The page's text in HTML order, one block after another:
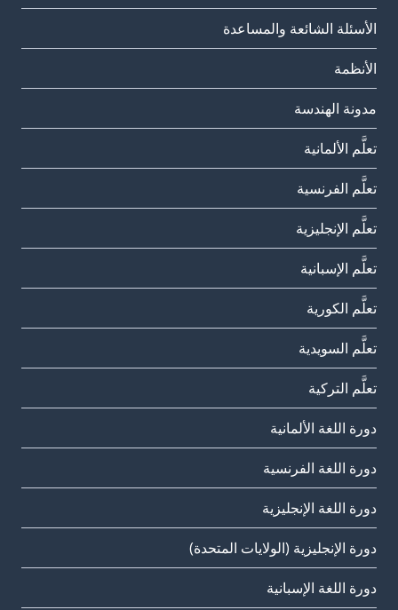
الأسئلة الشائعة والمساعدة
الأنظمة
مدونة الهندسة
تعلَّم الألمانية
تعلَّم الفرنسية
تعلَّم الإنجليزية
تعلَّم الإسبانية
تعلَّم الكورية
تعلَّم السويدية
تعلَّم التركية
دورة اللغة الألمانية
دورة اللغة الفرنسية
دورة اللغة الإنجليزية
دورة الإنجليزية (الولايات المتحدة)
دورة اللغة الإسبانية